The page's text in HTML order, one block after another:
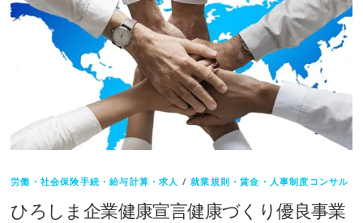
労働・社会保険手続・給与計算・求人 /就業規則・賃金・人事制度コンサル
ひろしま企業健康宣言健康づくり優良事業